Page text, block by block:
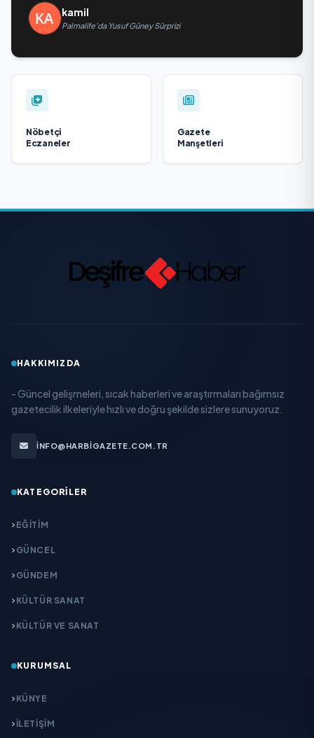
kamil
Palmalife’da Yusuf Güney Sürprizi
Nöbetçi
Eczaneler
Gazete
Manşetleri
HAKKIMIZDA
- Güncel gelişmeleri, sıcak haberleri ve araştırmaları bağımsız
gazetecilik ilkeleriyle hızlı ve doğru şekilde sizlere sunuyoruz.
INFO@HARBIGAZETE.COM.TR
KATEGORILER
EĞITIM
GÜNCEL
GÜNDEM
KÜLTÜR SANAT
KÜLTÜR VE SANAT
KURUMSAL
KÜNYE
İLETIŞIM